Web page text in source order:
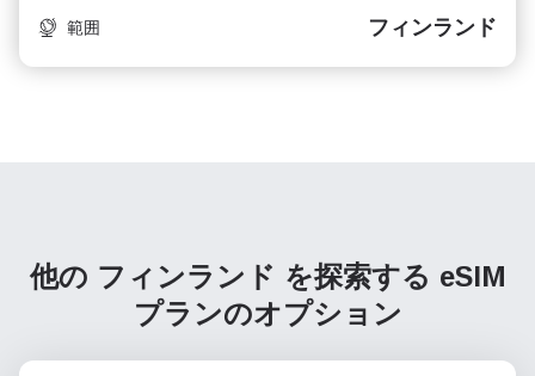
範囲 フィンランド
他の フィンランド を探索する eSIM
プランのオプション